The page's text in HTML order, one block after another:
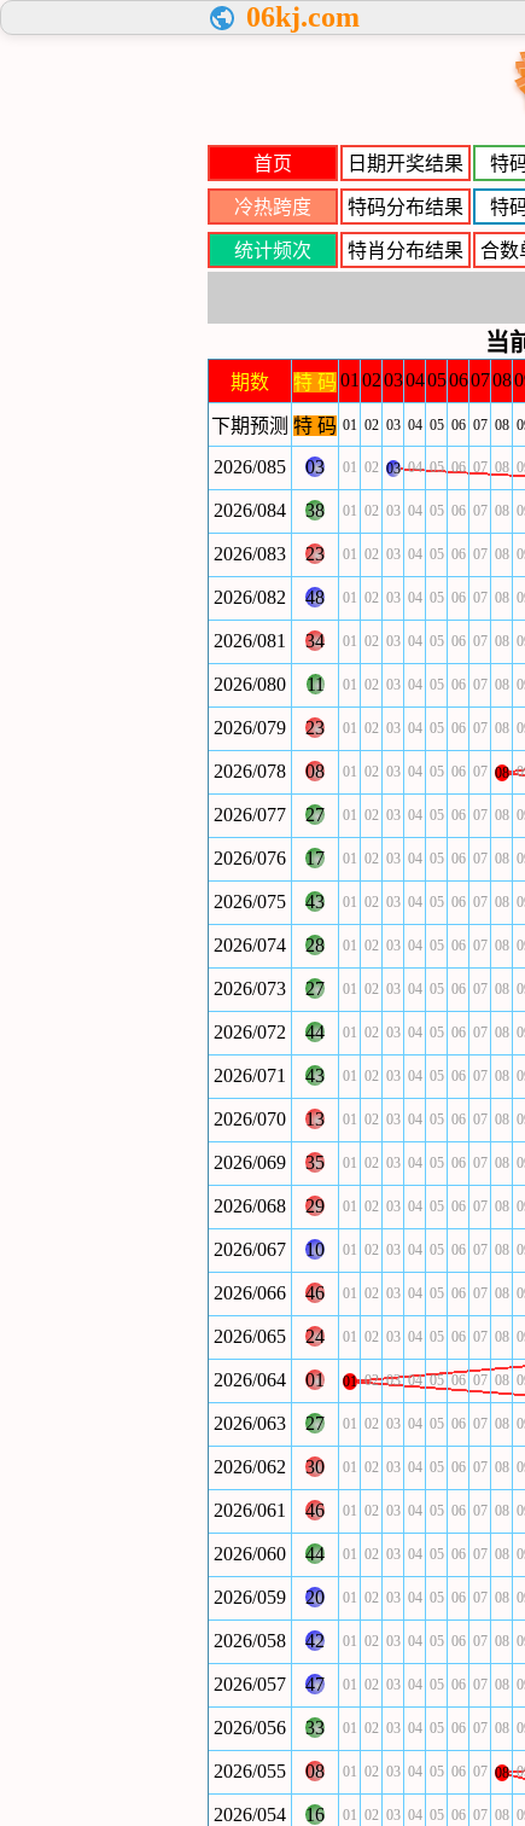
06kj.com
首页 日期开奖结果 特
冷热跨度 特码分布结果 特
统计频次 特肖分布结果 合数
当
期数 特 码 01 02030405060708
下期预测 特 码 01 02 03 04 05 06 07 08
2026/085 03 01 02 03 04 05 06 07 08
2026/084 38 01 02 03 04 05 06 07 08
2026/083 23 01 02 03 04 05 06 07 08
2026/082 48 01 02 03 04 05 06 07 08
2026/081 34 01 02 03 04 05 06 07 08
2026/080 11 01 02 03 04 05 06 07 08
2026/079 23 01 02 03 04 05 06 07 08
2026/078 08 01 02 03 04 05 06 07 08
2026/077 27 01 02 03 04 05 06 07 08
2026/076 17 01 02 03 04 05 06 07 08
2026/075 43 01 02 03 04 05 06 07 08
2026/074 28 01 02 03 04 05 06 07 08
2026/073 27 01 02 03 04 05 06 07 08
2026/072 44 01 02 03 04 05 06 07 08
2026/071 43 01 02 03 04 05 06 07 08
2026/070 13 01 02 03 04 05 06 07 08
2026/069 35 01 02 03 04 05 06 07 08
2026/068 29 01 02 03 04 05 06 07 08
2026/067 10 01 02 03 04 05 06 07 08
2026/066 46 01 02 03 04 05 06 07 08
2026/065 24 01 02 03 04 05 06 07 08
2026/064 01 01 02 03 04 05 06 07 08
2026/063 27 01 02 03 04 05 06 07 08
2026/062 30 01 02 03 04 05 06 07 08
2026/061 46 01 02 03 04 05 06 07 08
2026/060 44 01 02 03 04 05 06 07 08
2026/059 20 01 02 03 04 05 06 07 08
2026/058 42 01 02 03 04 05 06 07 08
2026/057 47 01 02 03 04 05 06 07 08
2026/056 33 01 02 03 04 05 06 07 08
2026/055 08 01 02 03 04 05 06 07 08
2026/054 16 01 02 03 04 05 06 07 08